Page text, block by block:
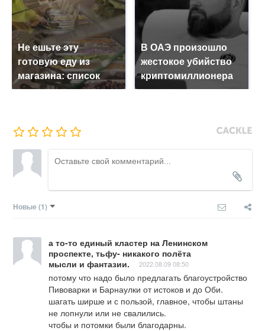
Не ешьте эту
готовую еду из
магазина: список
В ОАЭ произошло
жестокое убийство
криптомиллионера
Новые (1)
а то-то единый кластер на Ленинском
проспекте, тьфу- никакого полёта
мысли и фантазии.
2022.08.09 08:50
потому что надо было предлагать благоустройство
Пивоварки и Барнаулки от истоков и до Оби.
шагать ширше и с пользой, главное, чтобы штаны
не лопнули или не свалились.
чтобы и потомки были благодарны.